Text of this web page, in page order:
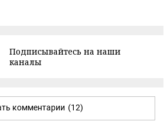
Подписывайтесь на наши
каналы
комментарии (12)